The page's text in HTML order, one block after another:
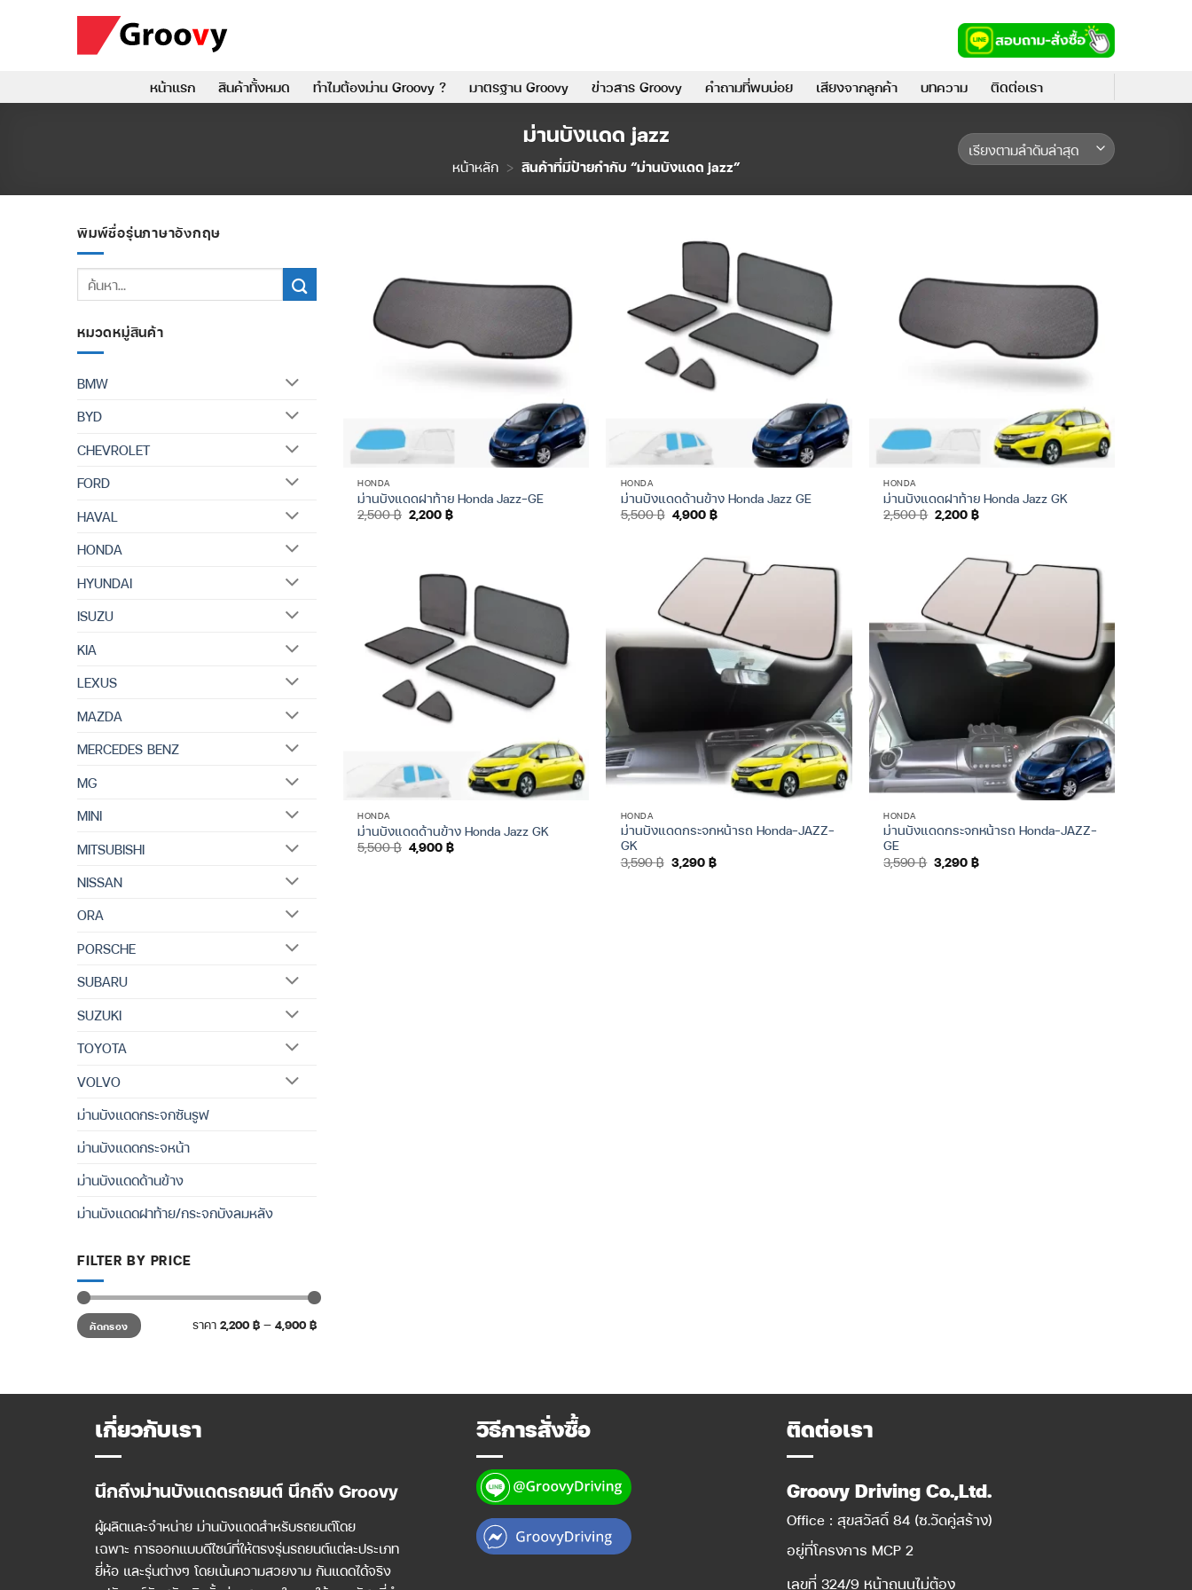
หน้าแรก สินค้าทั้งหมด ทำไมต้องม่าน Groovy ? มาตรฐาน Groovy ข่าวสาร Groovy คำถามที่พบบ่อย เสียงจากลูกค้า บทความ ติดต่อเรา
ม่านบังแดด jazz
หน้าหลัก > สินค้าที่มีป้ายกำกับ “ม่านบังแดด jazz”
พิมพ์ชื่อรุ่นภาษาอังกฤษ
ค้นหา:
หมวดหมู่สินค้า
BMW
BYD
CHEVROLET
FORD
HAVAL
HONDA
HYUNDAI
ISUZU
KIA
LEXUS
MAZDA
MERCEDES BENZ
MG
MINI
MITSUBISHI
NISSAN
ORA
PORSCHE
SUBARU
SUZUKI
TOYOTA
VOLVO
ม่านบังแดดกระจกซันรูฟ
ม่านบังแดดกระจหน้า
ม่านบังแดดด้านข้าง
ม่านบังแดดฝาท้าย/กระจกบังลมหลัง
FILTER BY PRICE
ราคา
ต่ำ
สุด
ราคา
สูงสุดคัดกรอง ราคา 2,200 ฿ — 4,900 ฿
HONDA
ม่านบังแดดฝาท้าย Honda Jazz-GE
2,500฿ Original
price
2,200฿Current
HONDA
ม่านบังแดดด้านข้าง Honda Jazz GE
5,500฿ Original
price
4,900 ฿Current
HONDA
ม่านบังแดดฝาท้าย Honda Jazz GK
2,500฿ Original
price
2,200฿Current
HONDA
ม่านบังแดดด้านข้าง Honda Jazz GK
5,500฿ Original
price
4,900฿Current
HONDA
ม่านบังแดดกระจกหน้ารถ Honda-JAZZ-
GK
3,590฿ Original
price
3,290 ฿Current
price
HONDA
ม่านบังแดดกระจกหน้ารถ Honda-JAZZ-
GE
3,590฿ Original
price
3,290฿Current
เกี่ยวกับเรา
นึกถึงม่านบังแดดรถยนต์ นึกถึง Groovy
ผู้ผลิตและจำหน่าย ม่านบังแดดสำหรับรถยนต์โดย
เฉพาะ การออกแบบดีไซน์ที่ให้ตรงรุ่นรถยนต์แต่ละประเภท
ยี่ห้อ และรุ่นต่างๆ โดยเน้นความสวยงาม กันแดดได้จริง
วิธีการสั่งซื้อ ติดต่อเรา
Groovy Driving Co.,Ltd.
Office : สุขสวัสดิ์ 84 (ซ.วัดคู่สร้าง)
อยู่ที่โครงการ MCP 2
เลขที่ 324/9 หน้าถนนไม่ต้อง